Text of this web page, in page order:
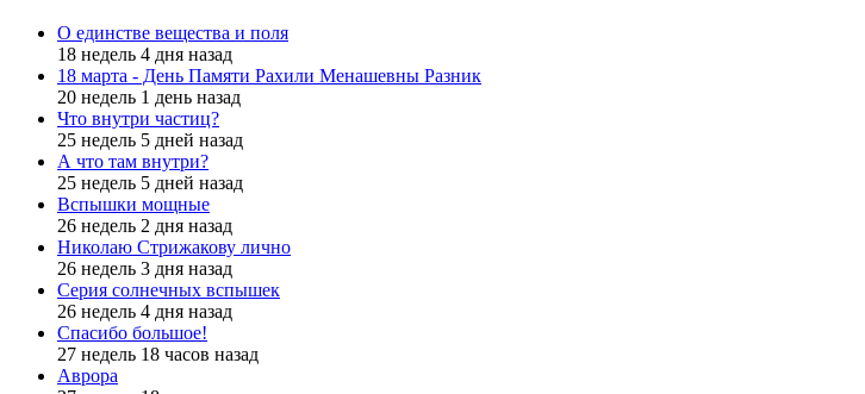
О единстве вещества и поля
18 недель 4 дня назад
18 марта - День Памяти Рахили Менашевны Разник
20 недель 1 день назад
Что внутри частиц?
25 недель 5 дней назад
А что там внутри?
25 недель 5 дней назад
Вспышки мощные
26 недель 2 дня назад
Николаю Стрижакову лично
26 недель 3 дня назад
Серия солнечных вспышек
26 недель 4 дня назад
Спасибо большое!
27 недель 18 часов назад
Аврора